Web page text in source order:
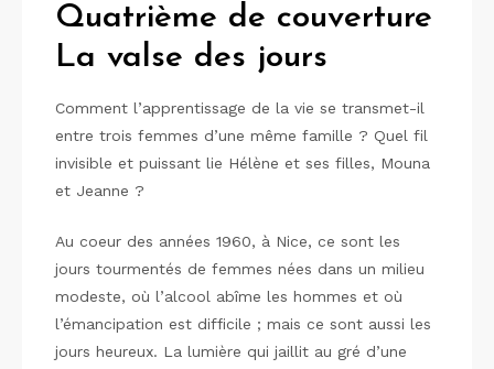
Quatrième de couverture
La valse des jours
Comment l’apprentissage de la vie se transmet-il
entre trois femmes d’une même famille ? Quel fil
invisible et puissant lie Hélène et ses filles, Mouna
et Jeanne ?
Au coeur des années 1960, à Nice, ce sont les
jours tourmentés de femmes nées dans un milieu
modeste, où l’alcool abîme les hommes et où
l’émancipation est difficile ; mais ce sont aussi les
jours heureux. La lumière qui jaillit au gré d’une